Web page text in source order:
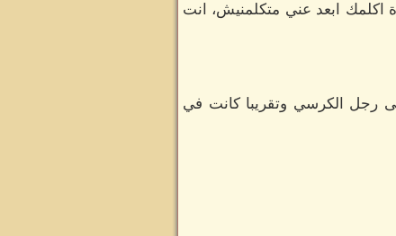
اكلمك ابعد عني متكلمنيش، انت
رجل الكرسي وتقريبا كانت في